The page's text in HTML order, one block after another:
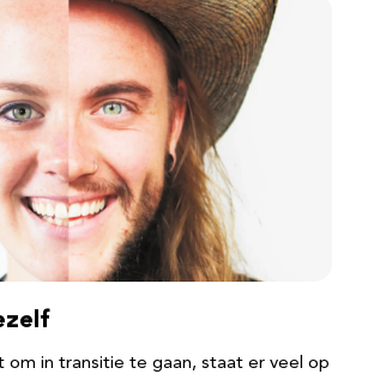
om in transitie te gaan, staat er veel op